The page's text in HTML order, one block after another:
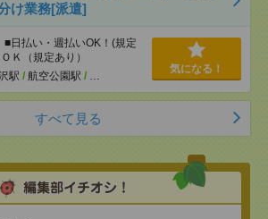
け業務[派遣]
日払い・週払いOK！(規定
Ｋ（規定あり）
駅 / 航空公園駅 / …
気になる！
すべて見る